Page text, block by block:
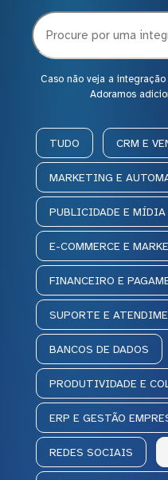
Caso não veja a
Adoramos
TUDO CRM E
MARKETING E
PUBLICIDADE E MÍDIA
E-COMMERCE E
FINANCEIRO E
SUPORTE E
BANCOS DE DADOS
PRODUTIVIDADE E
ERP E GESTÃO
REDES SOCIAIS